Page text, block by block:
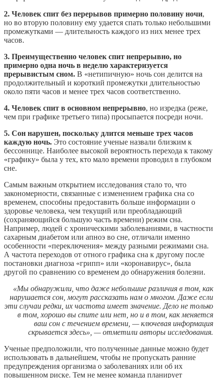
2. Человек спит без перерывов примерно половину ночи,
но во вторую половину ему удается спать только небольшими
промежутками — длительность каждого из них менее трех
часов.
3. Преимущественно человек спит непрерывно, но
примерно одна ночь в неделю характеризуется
прерывистым сном. В «нетипичную» ночь сон делится на
продолжительный и короткий промежутки длительностью
около пяти часов и менее трех часов соответственно.
4. Человек спит в основном непрерывно, но изредка (реже,
чем при графике третьего типа) просыпается посреди ночи.
5. Сон нарушен, поскольку длится меньше трех часов
каждую ночь. Это состояние ученые назвали близким к
бессоннице. Наиболее высокой вероятность перехода к такому
«графику» была у тех, кто мало времени проводил в глубоком
сне.
Самым важным открытием исследования стало то, что
закономерности, связанные с изменением графика сна со
временем, способны предоставить больше информации о
здоровье человека, чем текущий или преобладающий
(сохраняющийся большую часть времени) режим сна.
Например, людей с хроническими заболеваниями, в частности
сахарным диабетом или апноэ во сне, отличали именно
особенности «переключения» между разными режимами сна.
А частота переходов от отного графика сна к другому после
постановки диагноза «грипп» или «коронавирус», была
другой по сравнению со временем до обнаружения болезни.
«Мы обнаружили, что даже небольшие различия в том, как
нарушается сон, могут рассказать нам о многом. Даже если
эти случаи редки, их частота имеет значение. Дело не только
в том, хорошо вы спите или нет, но и в том, как меняется
ваш сон с течением времени, — ключевая информация
скрывается здесь», — отметили авторы исследования.
Ученые предположили, что полученные данные можно будет
использовать в дальнейшем, чтобы не пропускать ранние
предупреждения организма о заболеваниях или об их
повышенном риске. Тем не менее команда планирует